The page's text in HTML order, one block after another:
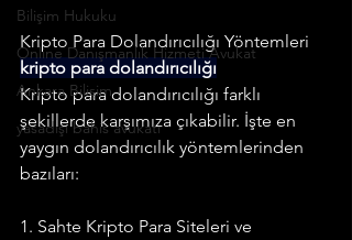
Bilişim Hukuku
Online Danışmanlık Hizmeti Avukat
Ankara Bilişim
yasadışı bahis avukatı
Kripto Para Dolandırıcılığı Yöntemleri
kripto para dolandırıcılığı
Kripto para dolandırıcılığı farklı
şekillerde karşımıza çıkabilir. İşte en
yaygın dolandırıcılık yöntemlerinden
bazıları:
1. Sahte Kripto Para Siteleri ve